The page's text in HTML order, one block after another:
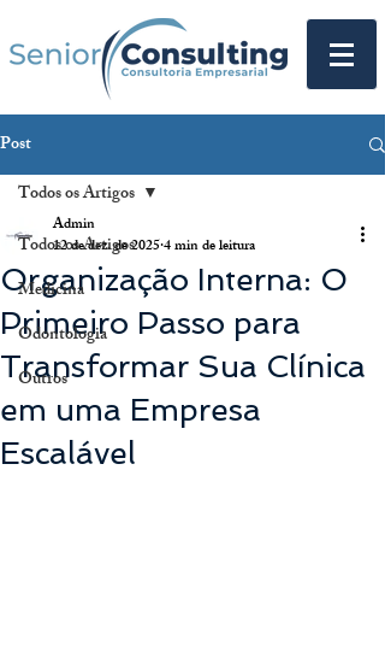
Post
Todos os Artigos
Medicina
Odontologia
Outros
Todos os Artigos
Organização Interna: O
Primeiro Passo para
Transformar Sua Clínica
em uma Empresa
Escalável
Admin
12 de dez. de 20254 min de leitura